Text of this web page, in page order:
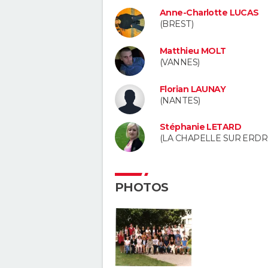
Anne-Charlotte LUCAS
(BREST)
Matthieu MOLT
(VANNES)
Florian LAUNAY
(NANTES)
Stéphanie LETARD
(LA CHAPELLE SUR
PHOTOS